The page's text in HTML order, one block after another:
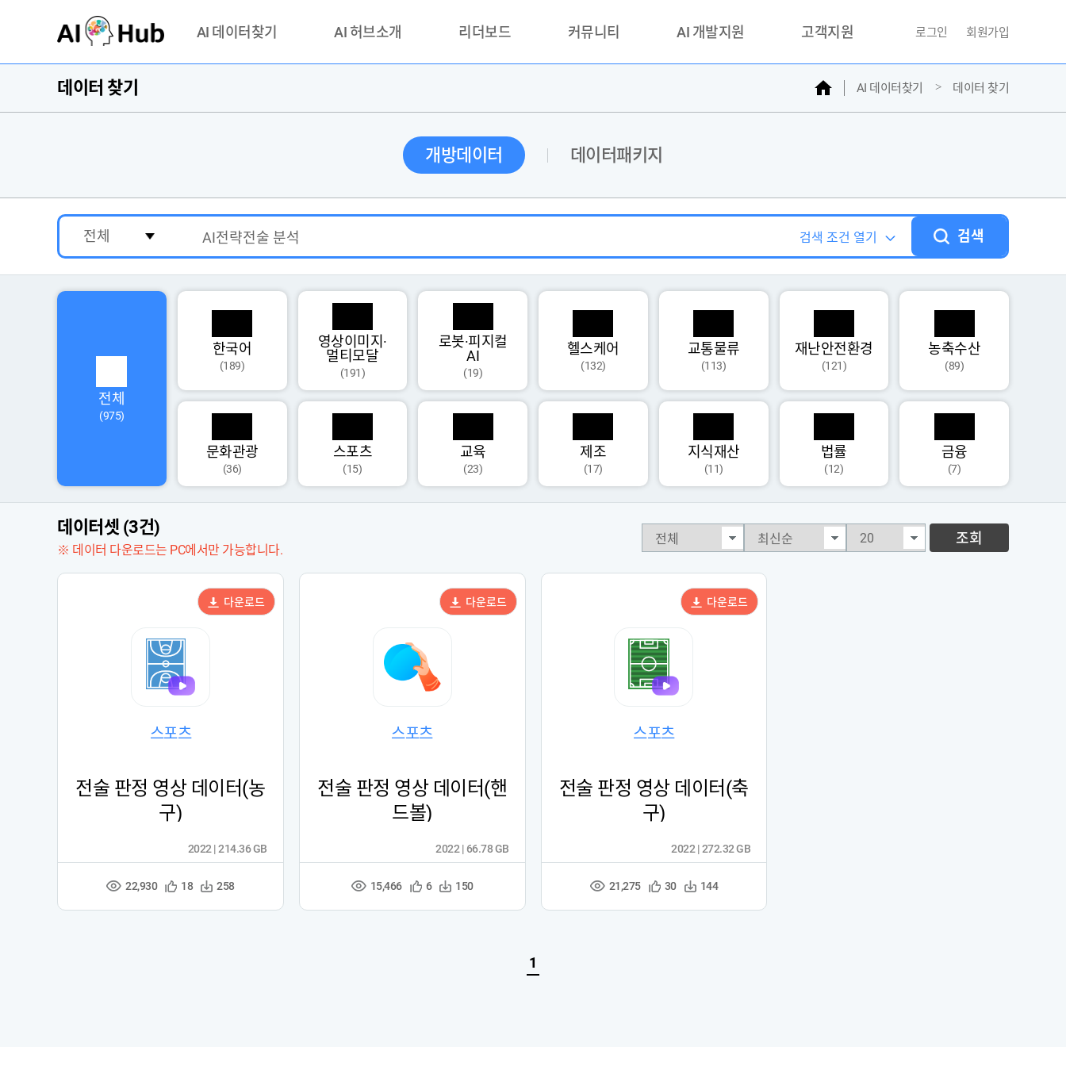
AI 데이터찾기
기관 제공 데이터
AI 허브소개
안심존이란?
리더보드 커뮤니티
활용성과 우수사례
품질가이드
AI 개발지원 고객지원
문의하기
자주찾는질문
로그인 회원가입
데이터 찾기 홈 AI 데이터찾기 데이터 찾기
개방데이터 데이터패키지
검색 조건 열기 검색
전체
(975)
한국어
(189)
영상이미지·
멀티모달
(191)
로봇·피지컬
AI
(19)
헬스케어
(132)
교통물류
(113)
재난안전환경
(121)
농축수산
(89)
문화관광
(36)
스포츠
(15)
교육
(23)
제조
(17)
지식재산
(11)
법률
(12)
금융
(7)
데이터셋 (3건)
※ 데이터 다운로드는 PC에서만 가능합니다.
조회
스포츠
전술 판정 영상 데이터(농
구)
조
수
22,930
관
등
18
다
수
258
2022 | 214.36 GB
다운로드
스포츠
전술 판정 영상 데이터(핸
드볼)
조
수
15,466
관
등
6
다
수
150
2022 | 66.78 GB
다운로드
스포츠
전술 판정 영상 데이터(축
구)
조
수
21,275
관
등
30
다
수
144
2022 | 272.32 GB
다운로드
1